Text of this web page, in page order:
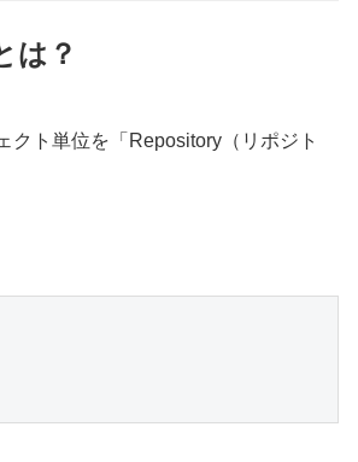
は？
クト単位を「Repository（リポジト